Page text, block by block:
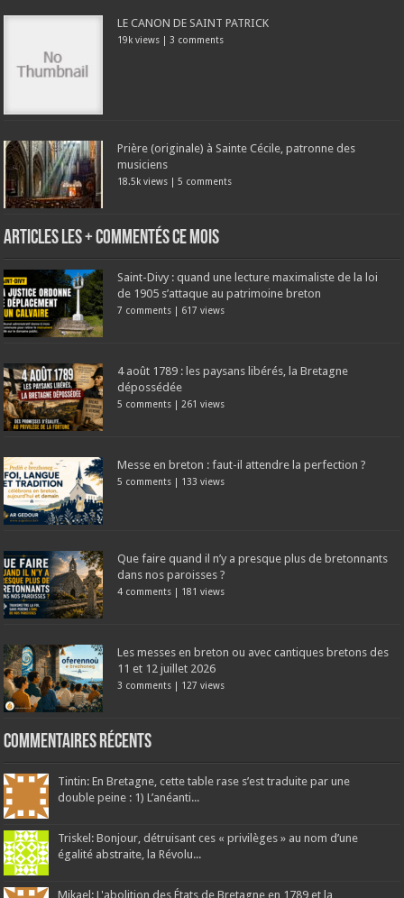
LE CANON DE SAINT PATRICK
19k views | 3 comments
Prière (originale) à Sainte Cécile, patronne des
musiciens
18.5k views |5 comments
Articles les + commentés ce mois
Saint-Divy : quand une lecture maximaliste de la loi
de 1905 s’attaque au patrimoine breton
7 comments | 617 views
4 août 1789 : les paysans libérés, la Bretagne
dépossédée
5 comments | 261 views
Messe en breton : faut-il attendre la perfection ?
5 comments | 133 views
Que faire quand il n’y a presque plus de bretonnants
dans nos paroisses ?
4 comments | 181 views
Les messes en breton ou avec cantiques bretons des
11 et 12 juillet 2026
3 comments | 127 views
Commentaires récents
Tintin: En Bretagne, cette table rase s’est traduite par une
double peine : 1) L’anéanti...
Triskel: Bonjour, détruisant ces « privilèges » au nom d’une
égalité abstraite, la Révolu...
Mikael: L'abolition des États de Bretagne en 1789 et la